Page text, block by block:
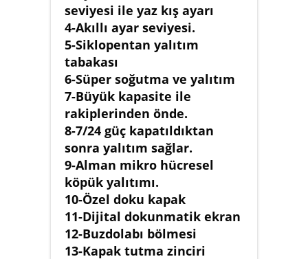
seviyesi ile yaz kış ayarı
4-Akıllı ayar seviyesi.
5-Siklopentan yalıtım
tabakası
6-Süper soğutma ve yalıtım
7-Büyük kapasite ile
rakiplerinden önde.
8-7/24 güç kapatıldıktan
sonra yalıtım sağlar.
9-Alman mikro hücresel
köpük yalıtımı.
10-Özel doku kapak
11-Dijital dokunmatik ekran
12-Buzdolabı bölmesi
13-Kapak tutma zinciri